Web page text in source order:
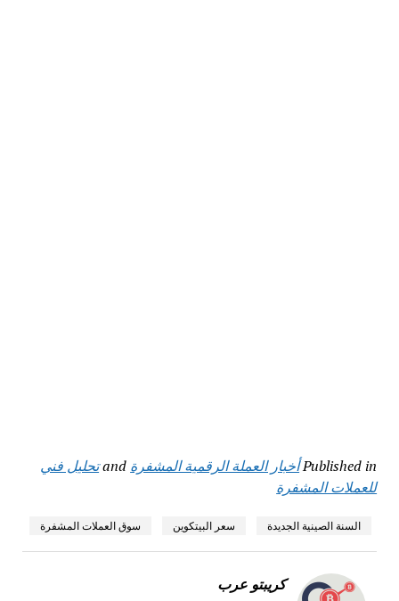
Published inأخبار العملة الرقمية المشفرة
تحليل فني
للعملات المشفرة
السنة الصينية الجديدة سعر البيتكوين سوق العملات المشفرة
كريبتو عرب